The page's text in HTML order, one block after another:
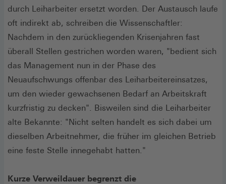
durch Leiharbeiter ersetzt worden. Der Austausch laufe
oft indirekt ab, schreiben die Wissenschaftler:
Nachdem in den zurückliegenden Krisenjahren fast
überall Stellen gestrichen worden waren, "bedient sich
das Management nun in der Phase des
Neuaufschwungs offenbar des Leiharbeitereinsatzes,
um den wieder gewachsenen Bedarf an Arbeitskraft
kurzfristig zu decken". Bisweilen sind die Leiharbeiter
alte Bekannte: "Nicht selten handelt es sich dabei um
dieselben Arbeitnehmer, die früher im gleichen Betrieb
eine feste Stelle innegehabt hatten."
Kurze Verweildauer begrenzt die